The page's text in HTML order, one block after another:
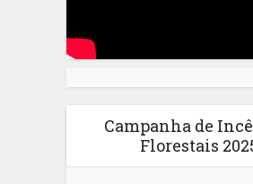
Campanha de
Florestais